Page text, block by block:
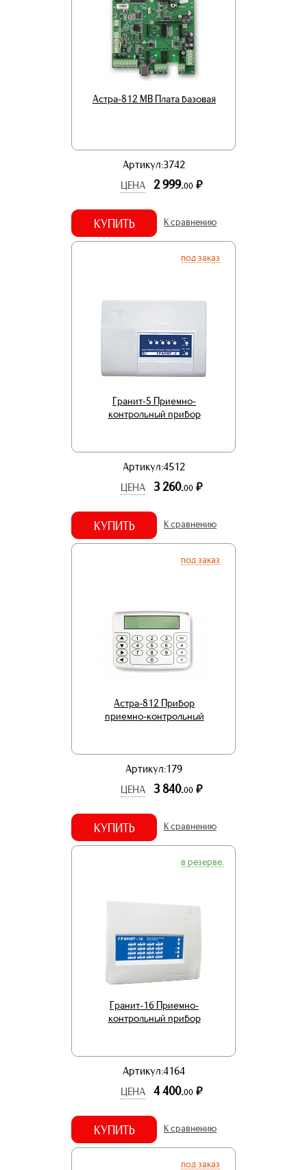
Астра-812 МВ Плата базовая
Артикул:3742
ЦЕНА
2 999.00 р.
КУПИТЬ К сравнению
под заказ
Гранит-5 Приемно-
контрольный прибор
Артикул:4512
ЦЕНА
3 260.00 р.
КУПИТЬ К сравнению
под заказ
Астра-812 Прибор
приемно-контрольный
Артикул:179
ЦЕНА
3 840.00 р.
КУПИТЬ К сравнению
в резерве.
Гранит-16 Приемно-
контрольный прибор
Артикул:4164
ЦЕНА
4 400.00 р.
КУПИТЬ К сравнению
под заказ